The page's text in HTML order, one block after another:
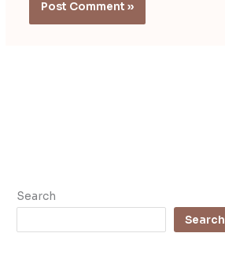
Search
Search